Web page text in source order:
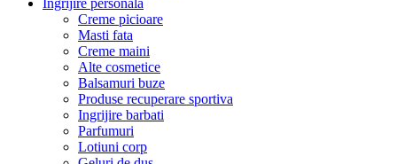
Ingrijire personala
Creme picioare
Masti fata
Creme maini
Alte cosmetice
Balsamuri buze
Produse recuperare sportiva
Ingrijire barbati
Parfumuri
Lotiuni corp